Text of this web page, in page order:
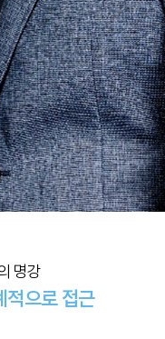
명강
적으로 접근